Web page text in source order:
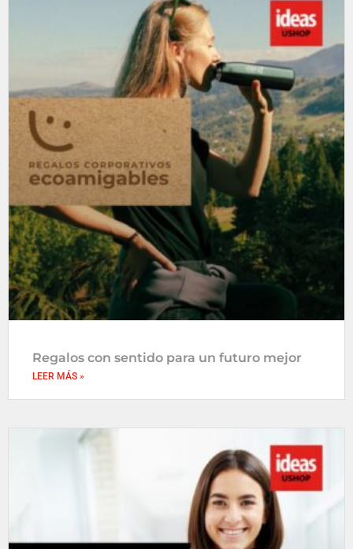
Regalos con sentido para un futuro mejor
LEER MÁS »